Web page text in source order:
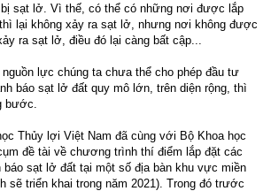
sạt lở. Vì thế, có thể có những nơi được lắp
lại không xảy ra sạt lở, nhưng nơi không được
ra sạt lở, điều đó lại càng bất cập...
lực chúng ta chưa thể cho phép đầu tư
báo sạt lở đất quy mô lớn, trên diện rộng, thì
bước.
Thủy lợi Việt Nam đã cùng với Bộ Khoa học
đề tài về chương trình thí điểm lắp đặt các
báo sạt lở đất tại một số địa bàn khu vực miền
sẽ triển khai trong năm 2021). Trong đó trước